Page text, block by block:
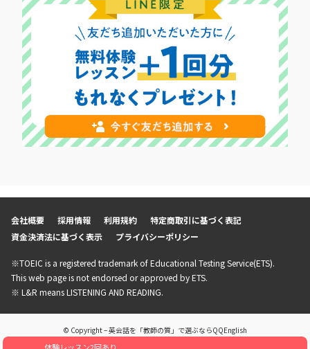
会社概要 採用情報 利用規約
特定商取引に基づく表記
資金決済法に基づく表示
プライバシーポリシー
※TOEIC is a registered trademark of Educational Testing Service(ETS).
This web page is not endorsed or approved by ETS.
※ L&R means LISTENING AND READING.
© Copyright – 英会話を「教師の質」で選ぶならQQEnglish